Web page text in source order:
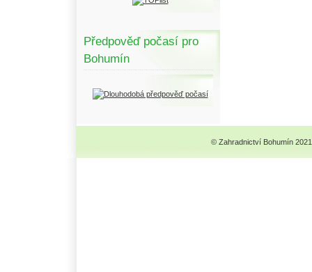
Předpověď počasí pro
Bohumín
© Zahradnictví Bohumín